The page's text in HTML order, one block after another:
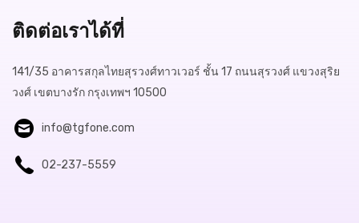
ติดต่อเราได้ที่
141/35 อาคารสกุลไทยสุรวงศ์ทาวเวอร์ ชั้น 17 ถนนสุรวงศ์ แขวงสุริย
วงศ์ เขตบางรัก กรุงเทพฯ 10500
info@tgfone.com
02-237-5559